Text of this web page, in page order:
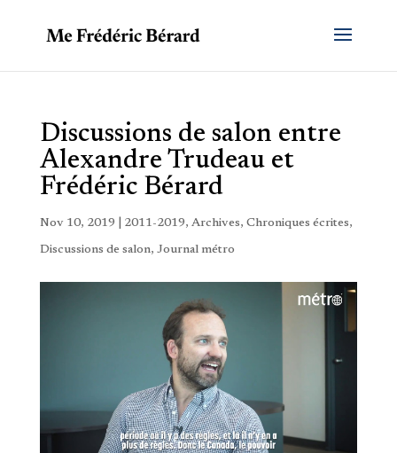
Discussions de salon entre
Alexandre Trudeau et
Frédéric Bérard
Nov 10, 2019 2011-2019, Archives, Chroniques écrites,
Discussions de salon, Journal métro